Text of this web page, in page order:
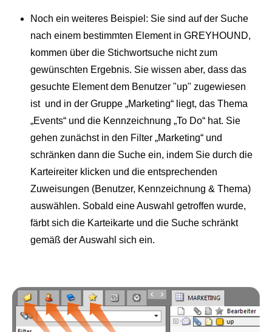
Noch ein weiteres Beispiel: Sie sind auf der Suche
nach einem bestimmten Element in GREYHOUND,
kommen über die Stichwortsuche nicht zum
gewünschten Ergebnis. Sie wissen aber, dass das
gesuchte Element dem Benutzer "up" zugewiesen
ist und in der Gruppe „Marketing“ liegt, das Thema
„Events“ und die Kennzeichnung „To Do“ hat. Sie
gehen zunächst in den Filter „Marketing“ und
schränken dann die Suche ein, indem Sie durch die
Karteireiter klicken und die entsprechenden
Zuweisungen (Benutzer, Kennzeichnung & Thema)
auswählen. Sobald eine Auswahl getroffen wurde,
färbt sich die Karteikarte und die Suche schränkt
gemäß der Auswahl sich ein.